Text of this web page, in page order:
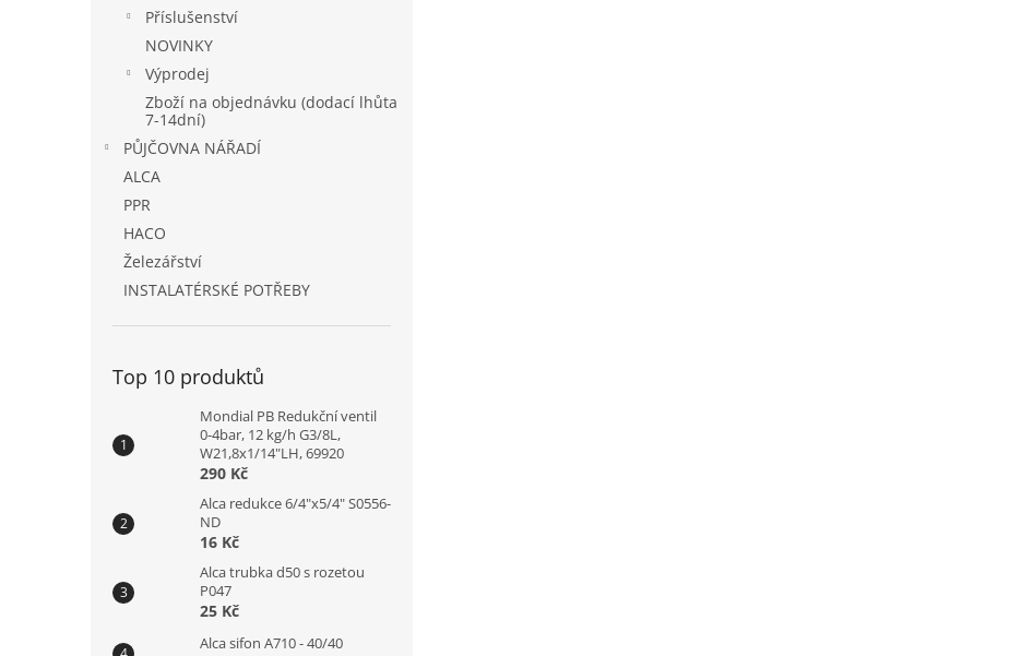
Příslušenství
NOVINKY
Výprodej
Zboží na objednávku (dodací lhůta
7-14dní)
PŮJČOVNA NÁŘADÍ
ALCA
PPR
HACO
Železářství
INSTALATÉRSKÉ POTŘEBY
Top 10 produktů
Mondial PB Redukční ventil
0-4bar, 12 kg/h G3/8L,
W21,8x1/14"LH, 69920
290 Kč
Alca redukce 6/4"x5/4" S0556-
ND
16 Kč
Alca trubka d50 s rozetou
P047
25 Kč
Alca sifon A710 - 40/40